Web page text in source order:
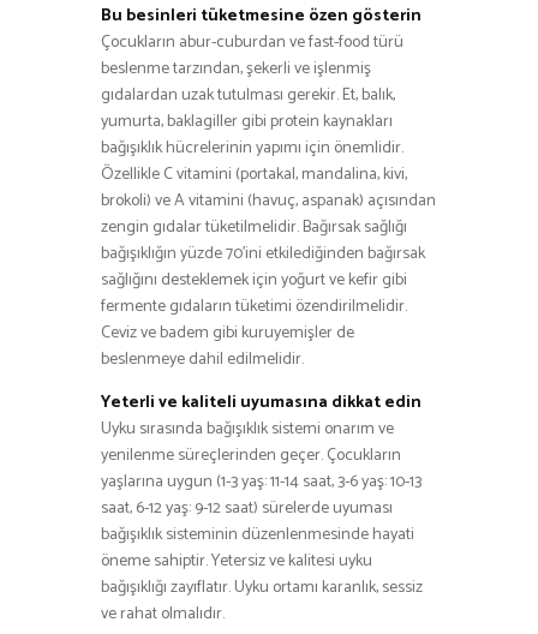
Bu besinleri tüketmesine özen gösterin
Çocukların abur-cuburdan ve fast-food türü
beslenme tarzından, şekerli ve işlenmiş
gıdalardan uzak tutulması gerekir. Et, balık,
yumurta, baklagiller gibi protein kaynakları
bağışıklık hücrelerinin yapımı için önemlidir.
Özellikle C vitamini (portakal, mandalina, kivi,
brokoli) ve A vitamini (havuç, aspanak) açısından
zengin gıdalar tüketilmelidir. Bağırsak sağlığı
bağışıklığın yüzde 70’ini etkilediğinden bağırsak
sağlığını desteklemek için yoğurt ve kefir gibi
fermente gıdaların tüketimi özendirilmelidir.
Ceviz ve badem gibi kuruyemişler de
beslenmeye dahil edilmelidir.
Yeterli ve kaliteli uyumasına dikkat edin
Uyku sırasında bağışıklık sistemi onarım ve
yenilenme süreçlerinden geçer. Çocukların
yaşlarına uygun (1-3 yaş: 11-14 saat, 3-6 yaş: 10-13
saat, 6-12 yaş: 9-12 saat) sürelerde uyuması
bağışıklık sisteminin düzenlenmesinde hayati
öneme sahiptir. Yetersiz ve kalitesi uyku
bağışıklığı zayıflatır. Uyku ortamı karanlık, sessiz
ve rahat olmalıdır.